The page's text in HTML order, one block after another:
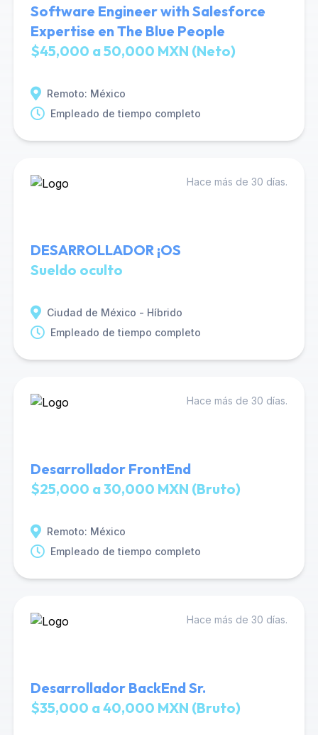
Software Engineer with Salesforce
Expertise en The Blue People
$45,000 a 50,000 MXN (Neto)
Remoto: México
Empleado de tiempo completo
Hace más de 30 días.
DESARROLLADOR ¡OS
Sueldo oculto
Ciudad de México - Híbrido
Empleado de tiempo completo
Hace más de 30 días.
Desarrollador FrontEnd
$25,000 a 30,000 MXN (Bruto)
Remoto: México
Empleado de tiempo completo
Hace más de 30 días.
Desarrollador BackEnd Sr.
$35,000 a 40,000 MXN (Bruto)